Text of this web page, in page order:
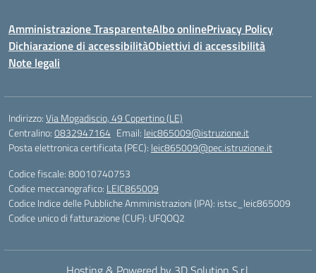
Amministrazione TrasparenteAlbo onlinePrivacy Policy
Dichiarazione di accessibilitàObiettivi di accessibilità
Note legali
Indirizzo:Via Mogadiscio, 49 Copertino (LE)
Centralino:0832947164 Email: leic865009@istruzione.it
Posta elettronica certificata (PEC): leic865009@pec.istruzione.it
Codice fiscale: 80010740753
Codice meccanografico: LEIC865009
Codice Indice delle Pubbliche Amministrazioni (IPA): istsc_leic865009
Codice unico di fatturazione (CUF): UFQOQ2